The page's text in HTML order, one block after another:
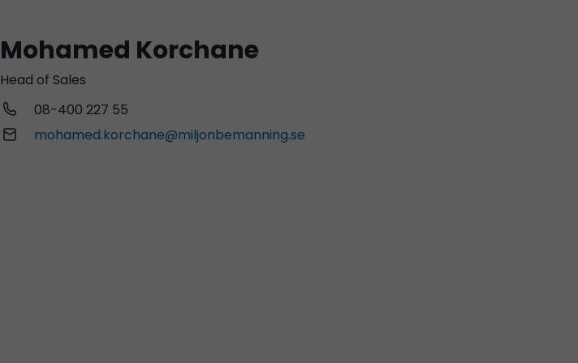
Mohamed Korchane
Head of Sales
08-400 227 55
mohamed.korchane@miljonbemanning.se